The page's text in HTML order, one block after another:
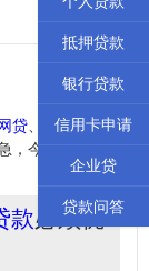
抵押贷款
银行贷款
信用卡申请
企业贷
贷款问答
贷 、房贷催款
，今天咱们就
款必须优